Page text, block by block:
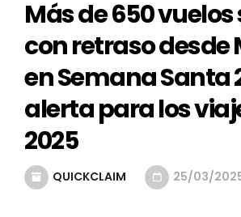
Más de 650
con retraso desde
en Semana Santa
alerta para los
2025
QUICKCLAIM 25/03/